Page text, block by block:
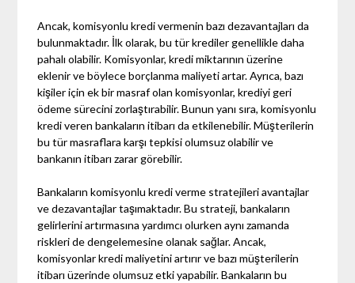
Ancak, komisyonlu kredi vermenin bazı dezavantajları da
bulunmaktadır. İlk olarak, bu tür krediler genellikle daha
pahalı olabilir. Komisyonlar, kredi miktarının üzerine
eklenir ve böylece borçlanma maliyeti artar. Ayrıca, bazı
kişiler için ek bir masraf olan komisyonlar, krediyi geri
ödeme sürecini zorlaştırabilir. Bunun yanı sıra, komisyonlu
kredi veren bankaların itibarı da etkilenebilir. Müşterilerin
bu tür masraflara karşı tepkisi olumsuz olabilir ve
bankanın itibarı zarar görebilir.
Bankaların komisyonlu kredi verme stratejileri avantajlar
ve dezavantajlar taşımaktadır. Bu strateji, bankaların
gelirlerini artırmasına yardımcı olurken aynı zamanda
riskleri de dengelemesine olanak sağlar. Ancak,
komisyonlar kredi maliyetini artırır ve bazı müşterilerin
itibarı üzerinde olumsuz etki yapabilir. Bankaların bu